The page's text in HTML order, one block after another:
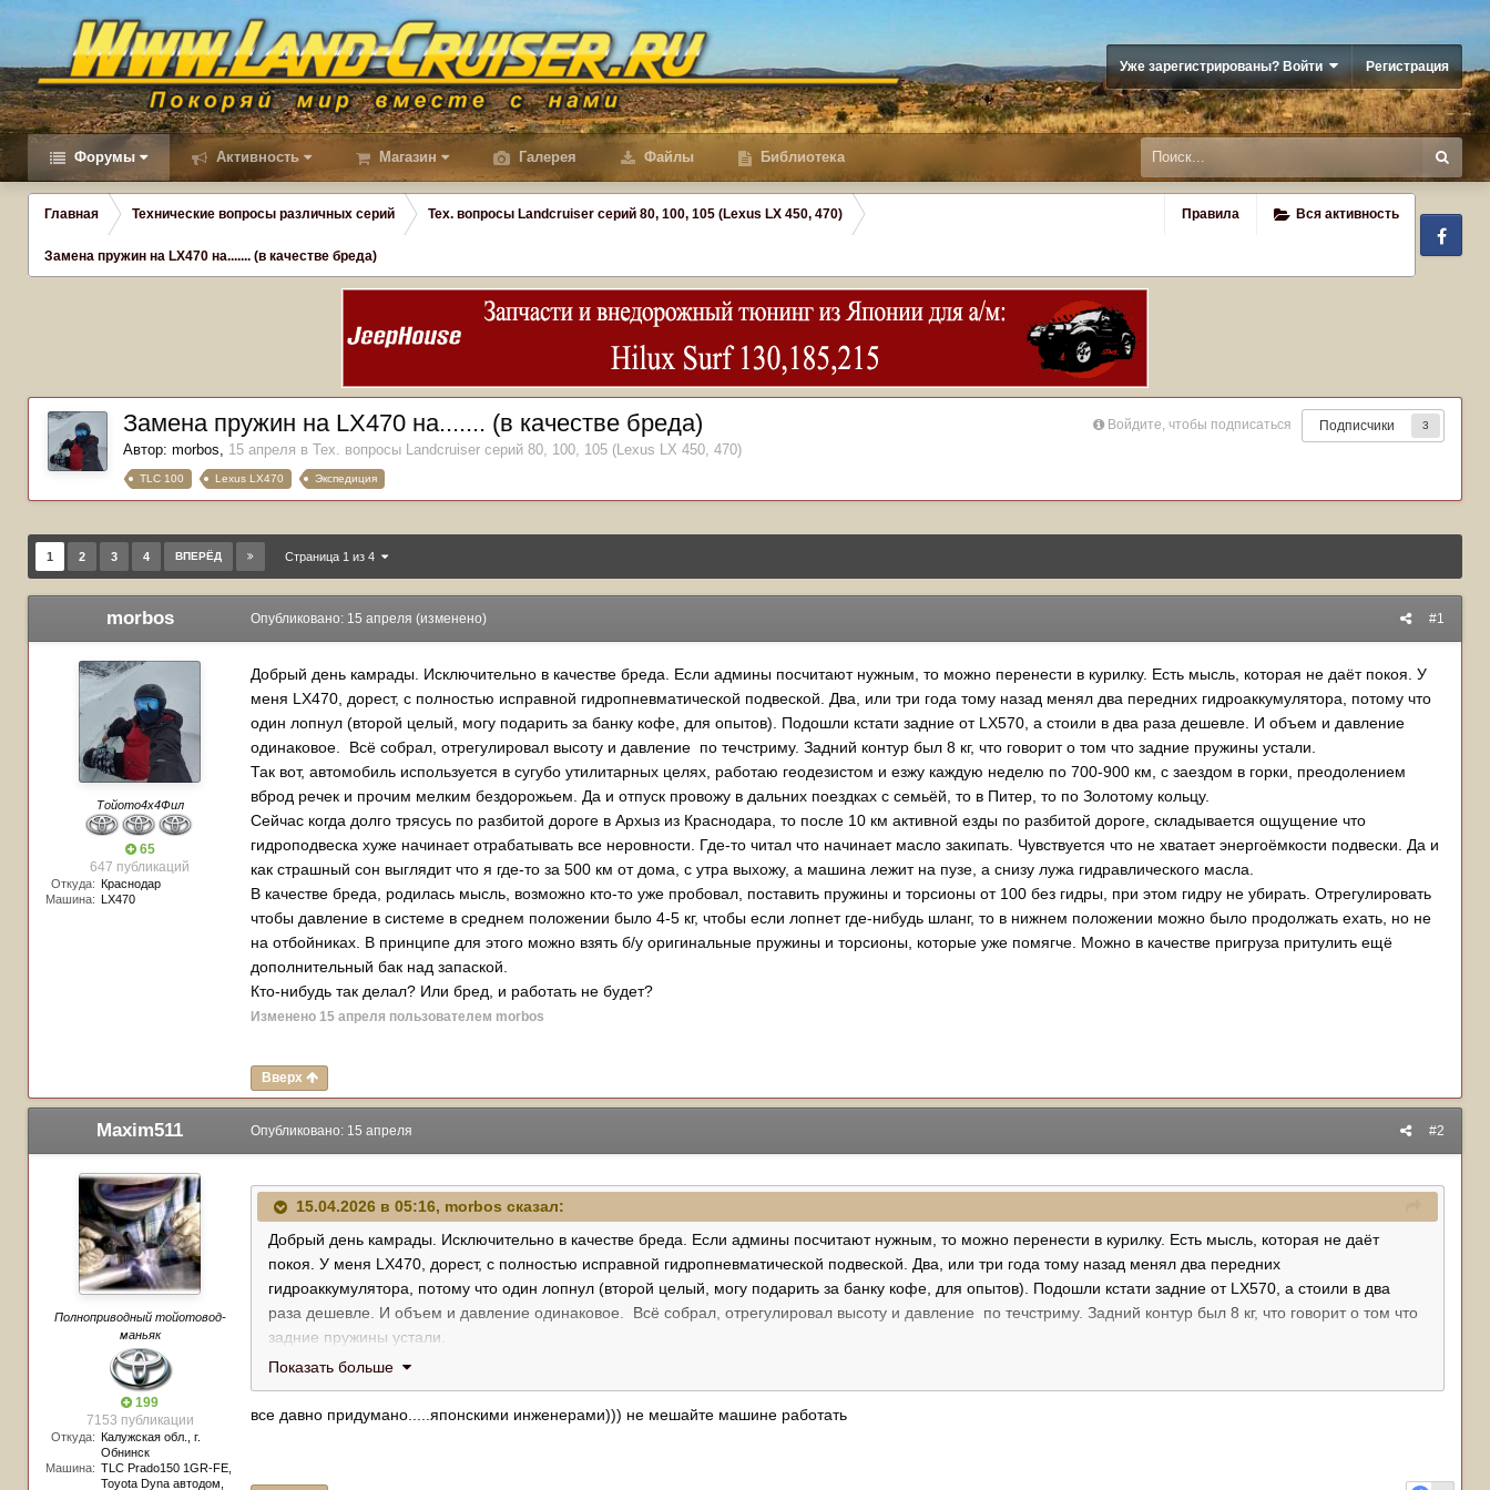
Уже зарегистрированы? Войти Регистрация
Форумы Активность Магазин Галерея Файлы Библиотека
Правила Вся активность
Главная Технические вопросы различных серий Тех. вопросы Landcruiser серий 80, 100, 105 (Lexus LX 450, 470)
Замена пружин на LX470 на....... (в качестве бреда)
Войдите, чтобы подписаться Подписчики 3
Замена пружин на LX470 на....... (в качестве бреда)
Автор: morbos, 15 апреля в Тех. вопросы Landcruiser серий 80, 100, 105 (Lexus LX 450, 470)
TLC 100 Lexus LX470 Экспедиция
1 2 3 4 ВПЕРЁД Страница 1 из 4
morbos
Тойото4х4Фил
65
647 публикаций
Откуда: Краснодар
Машина: LX470
#1
Опубликовано: 15 апреля (изменено)
Добрый день камрады. Исключительно в качестве бреда. Если админы посчитают нужным, то можно перенести в курилку. Есть мысль, которая не даёт покоя. У
меня LX470, дорест, с полностью исправной гидропневматической подвеской. Два, или три года тому назад менял два передних гидроаккумулятора, потому что
один лопнул (второй целый, могу подарить за банку кофе, для опытов). Подошли кстати задние от LX570, а стоили в два раза дешевле. И объем и давление
одинаковое. Всё собрал, отрегулировал высоту и давление по течстриму. Задний контур был 8 кг, что говорит о том что задние пружины устали.
Так вот, автомобиль используется в сугубо утилитарных целях, работаю геодезистом и езжу каждую неделю по 700-900 км, с заездом в горки, преодолением
вброд речек и прочим мелким бездорожьем. Да и отпуск провожу в дальних поездках с семьёй, то в Питер, то по Золотому кольцу.
Сейчас когда долго трясусь по разбитой дороге в Архыз из Краснодара, то после 10 км активной езды по разбитой дороге, складывается ощущение что
гидроподвеска хуже начинает отрабатывать все неровности. Где-то читал что начинает масло закипать. Чувствуется что не хватает энергоёмкости подвески. Да и
как страшный сон выглядит что я где-то за 500 км от дома, с утра выхожу, а машина лежит на пузе, а снизу лужа гидравлического масла.
В качестве бреда, родилась мысль, возможно кто-то уже пробовал, поставить пружины и торсионы от 100 без гидры, при этом гидру не убирать. Отрегулировать
чтобы давление в системе в среднем положении было 4-5 кг, чтобы если лопнет где-нибудь шланг, то в нижнем положении можно было продолжать ехать, но не
на отбойниках. В принципе для этого можно взять б/у оригинальные пружины и торсионы, которые уже помягче. Можно в качестве пригруза притулить ещё
дополнительный бак над запаской.
Кто-нибудь так делал? Или бред, и работать не будет?
Изменено 15 апреля пользователем morbos
Вверх
Maxim511
Полноприводный тойотовод-
маньяк
199
7153 публикации
Откуда: Калужская обл., г.
Обнинск
Машина: TLC Prado150 1GR-FE,
Toyota Dyna автодом,
#2
Опубликовано: 15 апреля
15.04.2026 в 05:16, morbos сказал:
Добрый день камрады. Исключительно в качестве бреда. Если админы посчитают нужным, то можно перенести в курилку. Есть мысль, которая не даёт
покоя. У меня LX470, дорест, с полностью исправной гидропневматической подвеской. Два, или три года тому назад менял два передних
гидроаккумулятора, потому что один лопнул (второй целый, могу подарить за банку кофе, для опытов). Подошли кстати задние от LX570, а стоили в два
раза дешевле. И объем и давление одинаковое. Всё собрал, отрегулировал высоту и давление по течстриму. Задний контур был 8 кг, что говорит о том что
задние пружины устали.
Так вот, автомобиль используется в сугубо утилитарных целях, работаю геодезистом и езжу каждую неделю по 700-900 км, с заездом в горки, преодолением
вброд речек и прочим мелким бездорожьем. Да и отпуск провожу в дальних поездках с семьёй, то в Питер, то по Золотому кольцу.
Сейчас когда долго трясусь по разбитой дороге в Архыз из Краснодара, то после 10 км активной езды по разбитой дороге, складывается ощущение что
В качестве бреда, родилась мысль, возможно кто-то уже пробовал, поставить пружины и торсионы от 100 без гидры, при этом гидру не убирать.
Показать больше
все давно придумано.....японскими инженерами))) не мешайте машине работать